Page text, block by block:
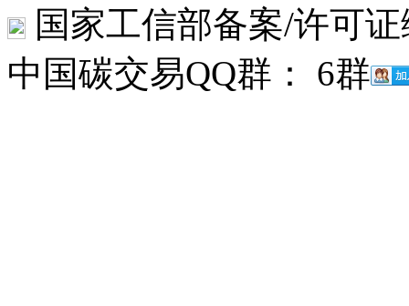
国家工信部备案/许可
中国碳交易QQ群： 6群